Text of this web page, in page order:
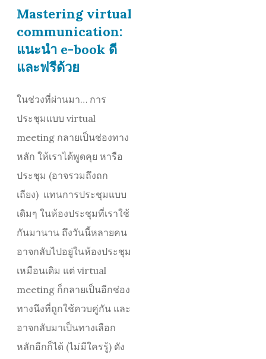
Mastering virtual
communication:
แนะนำ e-book ดี
และฟรีด้วย
ในช่วงที่ผ่านมา… การ
ประชุมแบบ virtual
meeting กลายเป็นช่องทาง
หลัก ให้เราได้พูดคุย หารือ
ประชุม (อาจรวมถึงถก
เถียง) แทนการประชุมแบบ
เดิมๆ ในห้องประชุมที่เราใช้
กันมานาน ถึงวันนี้หลายคน
อาจกลับไปอยู่ในห้องประชุม
เหมือนเดิม แต่ virtual
meeting ก็กลายเป็นอีกช่อง
ทางนึงที่ถูกใช้ควบคู่กัน และ
อาจกลับมาเป็นทางเลือก
หลักอีกก็ได้ (ไม่มีใครรู้) ดัง